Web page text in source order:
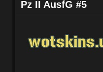
Pz II AusfG #5